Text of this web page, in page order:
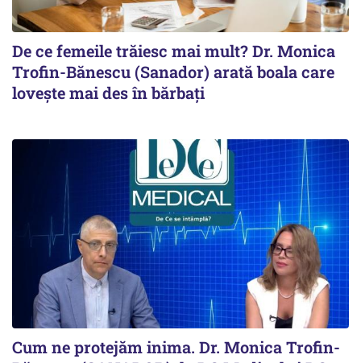
De ce femeile trăiesc mai mult? Dr. Monica
Trofin-Bănescu (Sanador) arată boala care
lovește mai des în bărbați
Cum ne protejăm inima. Dr. Monica Trofin-